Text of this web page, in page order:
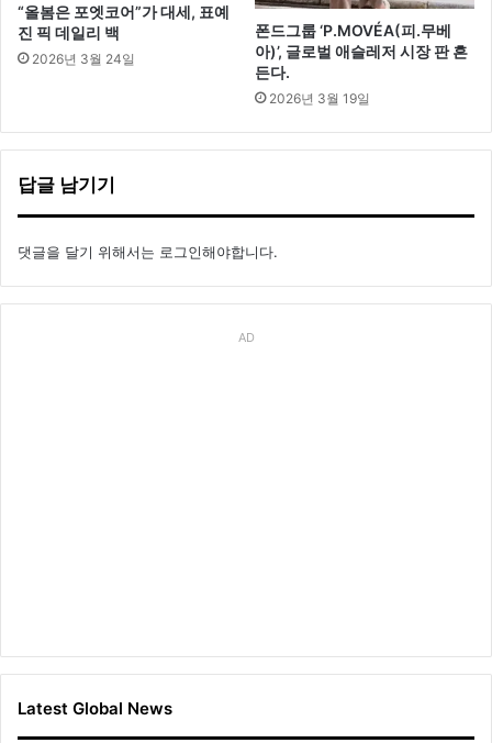
“올봄은 포엣코어”가 대세, 표예
진 픽 데일리 백
2026년 3월 24일
폰드그룹 ‘P.MOVÉA(피.무베
아)’, 글로벌 애슬레저 시장 판 흔
든다.
2026년 3월 19일
답글 남기기
댓글을 달기 위해서는 로그인해야합니다.
AD
Latest Global News